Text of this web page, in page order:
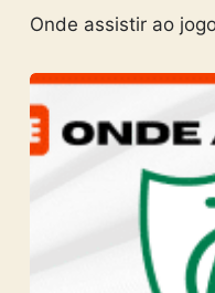
Onde assistir ao